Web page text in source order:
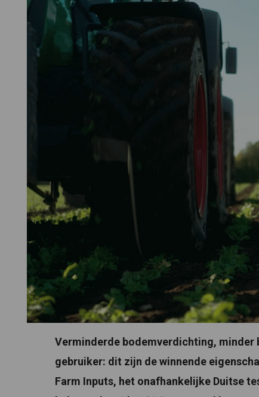
Verminderde bodemverdichting,
gebruiker: dit zijn de winnende
Farm Inputs, het onafhankelijke Duitse